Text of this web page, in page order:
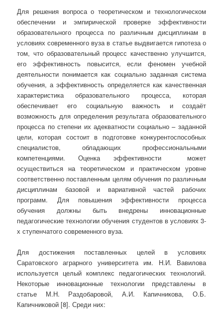
Для решения вопроса о теоретическом и технологическом
обеспечении и эмпирической проверке эффективности
образовательного процесса по различным дисциплинам в
условиях современного вуза в статье выдвигается гипотеза о
том, что образовательный процесс качественно улучшится,
его эффективность повысится, если феномен учебной
деятельности понимается как социально заданная система
обучения, а эффективность определяется как качественная
характеристика образовательного процесса, которая
обеспечивает его социальную важность и создаёт
возможность для определения результата образовательного
процесса по степени их адекватности социально – заданной
цели, которая состоит в подготовке конкурентоспособных
специалистов, обладающих профессиональными
компетенциями. Оценка эффективности может
осуществиться на теоретическом и практическом уровне
соответственно поставленным целям обучения по различным
дисциплинам базовой и вариативной частей рабочих
программ. Для повышения эффективности процесса
обучения должны быть внедрены инновационные
педагогические технологии обучения студентов в условиях 3-
х ступенчатого современного вуза.
Для достижения поставленных целей в условиях
Саратовского аграрного университета им. Н.И. Вавилова
используется целый комплекс педагогических технологий.
Некоторые инновационные технологии представлены в
статье М.Н. Раздобаровой, А.И. Капичникова, О.Б.
Капичниковой [8]. Среди них: